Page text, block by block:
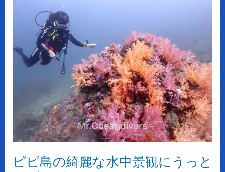
ピピ島の綺麗な水中景観にうっと
綺
に
っ